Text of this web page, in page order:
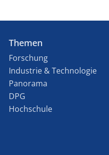
Themen
Forschung
Industrie & Technologie
Panorama
DPG
Hochschule